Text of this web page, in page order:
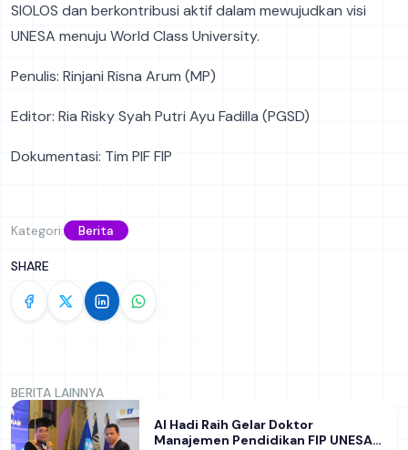
SIOLOS dan berkontribusi aktif dalam mewujudkan visi
UNESA menuju World Class University.
Penulis: Rinjani Risna Arum (MP)
Editor: Ria Risky Syah Putri Ayu Fadilla (PGSD)
Dokumentasi: Tim PIF FIP
Kategori: Berita
SHARE
BERITA LAINNYA
Al Hadi Raih Gelar Doktor
Manajemen Pendidikan FIP UNESA